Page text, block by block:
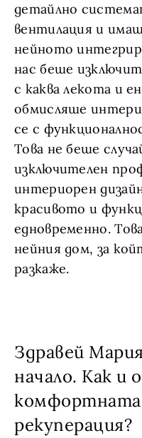
детайлно
вентилация и
нейното
нас беше
с каква лекота и
обмисляше
се с
Това не беше
изключителен
интериорен
красивото и
едновременно.
нейния дом, за
разкаже.
Здравей
начало. Как и
комфортната
рекуперация?